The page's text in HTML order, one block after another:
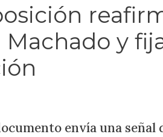
y
envía una señal